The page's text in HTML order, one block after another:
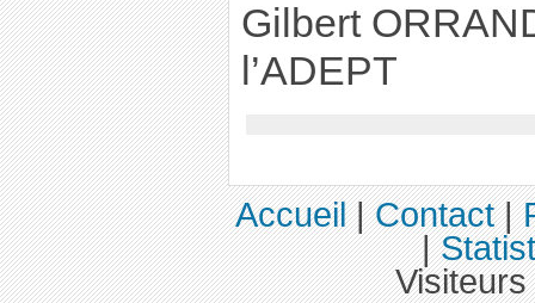
Gilbert
l’ADEPT
Accueil|Contact|
|